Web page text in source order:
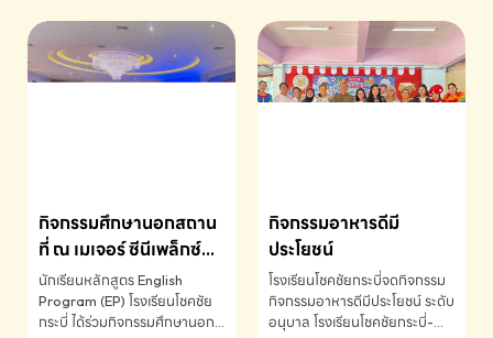
แข่งขันคณิตศาสตร์และคณิตคิด
เร็วนานาชาติ ครั้งที่ 46 ประจำปี
2569 ณ ประเทศสิงคโปร์
INTERNATIONAL
Competition K2 - ถ้วยรางวัล
รองชนะเลิศอันดับที่ 2 Mental
K2(Grop) โรงเรียนโชคชัยกระบี่-
สอบถามข้อมูลเพิ่มเติม โทร.
075-691910
กิจกรรมศึกษานอกสถาน
ที่ ณ เมเจอร์ ซีนีเพล็กซ์
ระดับประถมศึกษา (EP.1-
6)
นักเรียนหลักสูตร English
Program (EP) โรงเรียนโชคชัย
กระบี่ ได้ร่วมกิจกรรมศึกษานอก
กิจกรรมอาหารดีมี
ประโยชน์
โรงเรียนโชคชัยกระบี่จดกิจกรรม
กิจกรรมอาหารดีมีประโยชน์ ระดับ
อนุบาล โรงเรียนโชคชัยกระบี่-